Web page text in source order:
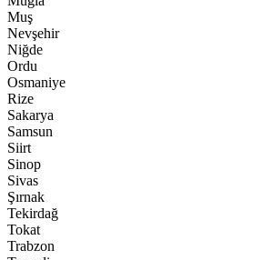
Muş
Nevşehir
Niğde
Ordu
Osmaniye
Rize
Sakarya
Samsun
Siirt
Sinop
Sivas
Şırnak
Tekirdağ
Tokat
Trabzon